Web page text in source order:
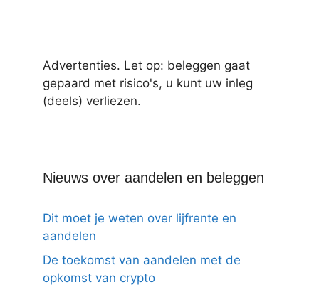
Advertenties. Let op: beleggen gaat
gepaard met risico's, u kunt uw inleg
(deels) verliezen.
Nieuws over aandelen en beleggen
Dit moet je weten over lijfrente en
aandelen
De toekomst van aandelen met de
opkomst van crypto